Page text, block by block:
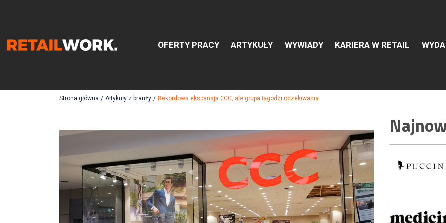
OFERTY PRACY ARTYKUŁY WYWIADY KARIERA W RETAIL
Znajdź pracę w branży Retail &
Szukaj oferty pracy:
Chcesz być na bieżąco z najnowszymi ofertami w branży.Załóż konto
Strona główna / Artykuły z branży / Rekordowa ekspansja CCC, ale grupa łagodzi oczekiwania